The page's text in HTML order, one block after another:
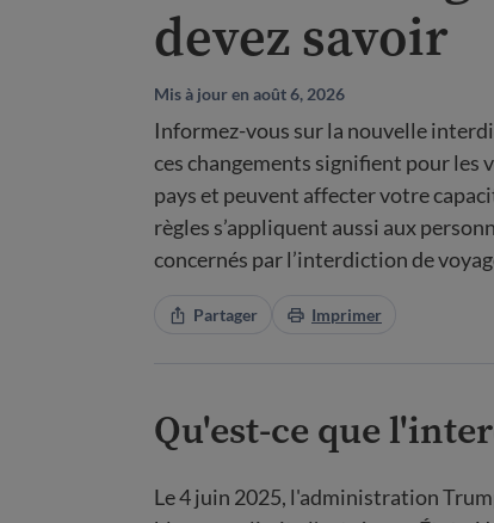
devez savoir
Mis à jour en août 6, 2026
Informez-vous sur la nouvelle
ces changements signifient pour les
pays et peuvent affecter votre
règles s’appliquent aussi aux
concernés par l’interdiction de
Partager Imprimer
Qu'est-ce que
Le 4 juin 2025, l'administration